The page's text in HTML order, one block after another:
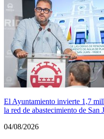
El Ayuntamiento invierte 1,7
la red de abastecimiento de San
04/08/2026